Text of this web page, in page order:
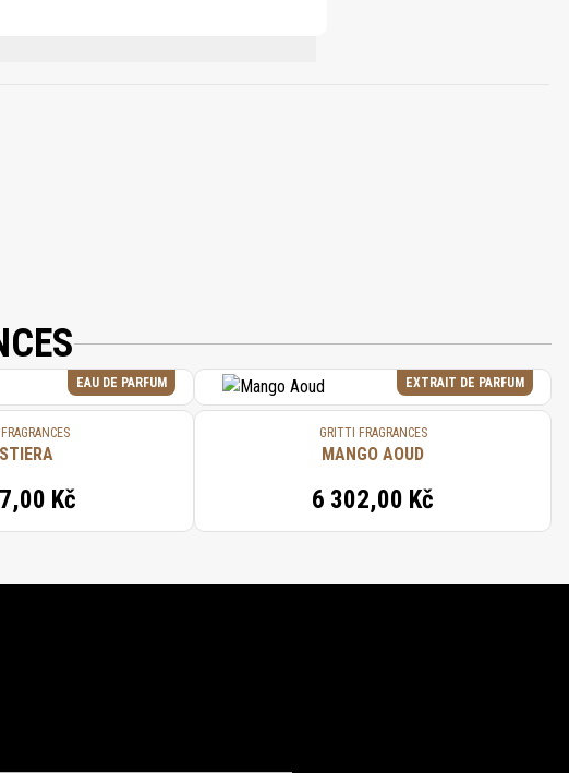
LIMONENE, LINALOOL. 80% VOL.
EAU DE PARFUM
Kč
EXTRAIT DE PARFUM
GRITTI FRAGRANCES
MANGO AOUD
6 302,00 Kč